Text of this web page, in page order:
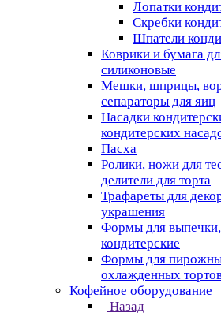
Лопатки
Скребки
Шпатели
Коврики и бумага
силиконовые
Мешки, шприцы,
сепараторы для яиц
Насадки
кондитерских
Пасха
Ролики, ножи для
делители для торта
Трафареты для
украшения
Формы для
кондитерские
Формы для
охлажденных
Кофейное оборудование
Назад